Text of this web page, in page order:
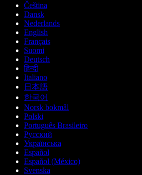
Čeština
Dansk
Nederlands
English
Français
Suomi
Deutsch
हिन्दी
Italiano
日本語
한국어
Norsk bokmål
Polski
Português Brasileiro
Русский
Українська
Español
Español (México)
Svenska